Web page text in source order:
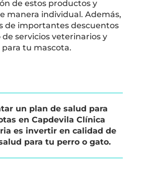
de estos productos y
manera individual. Además,
de importantes descuentos
de servicios veterinarios y
tu mascota.
un plan de salud para
en Capdevila Clínica
es invertir en calidad de
para tu perro o gato.